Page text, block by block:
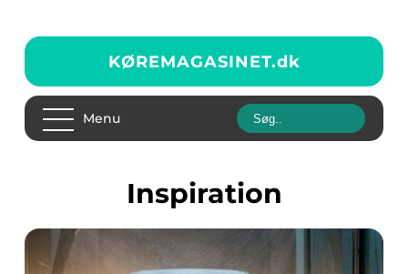
KØREMAGASINET.dk
Menu
inspiration